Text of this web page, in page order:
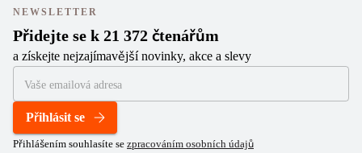
NEWSLETTER
Přidejte se k 21 372 čtenářům
a získejte nejzajímavější novinky, akce a slevy
Přihlásit se
Přihlášením souhlasíte se zpracováním osobních údajů